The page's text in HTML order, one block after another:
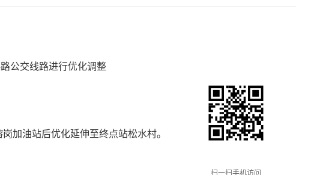
公交线路进行优化调整
加油站后优化延伸至终点站松水村。
扫一扫手机访问